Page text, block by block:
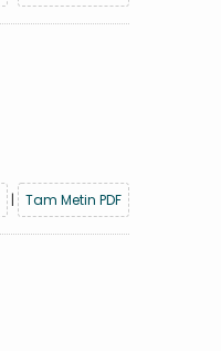
| Tam Metin PDF